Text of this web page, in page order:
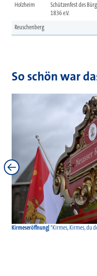
Holzheim
Schützenfest des
1836 e.V.
Reuschenberg
So schön war
Kirmeseröffnung "Kirmes, Kirmes, du